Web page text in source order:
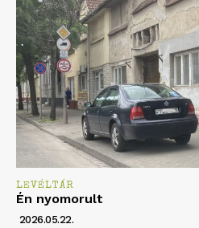
LEVÉLTÁR
Én nyomorult
2026.05.22.